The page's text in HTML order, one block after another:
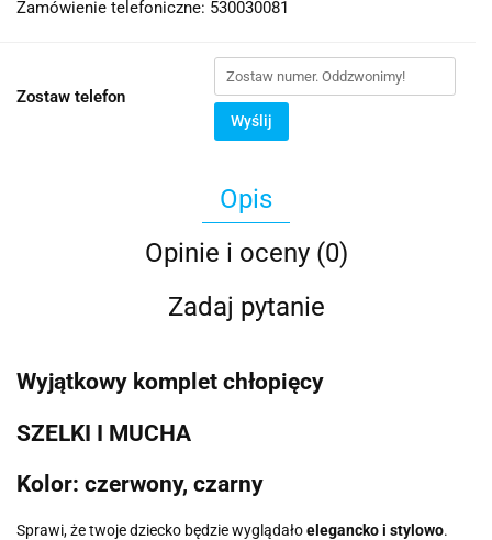
Zamówienie telefoniczne: 530030081
Zostaw telefon
Wyślij
Opis
Opinie i oceny (0)
Zadaj pytanie
Wyjątkowy komplet chłopięcy
SZELKI I MUCHA
Kolor: czerwony, czarny
Sprawi, że twoje dziecko będzie wyglądałoelegancko i stylowo.